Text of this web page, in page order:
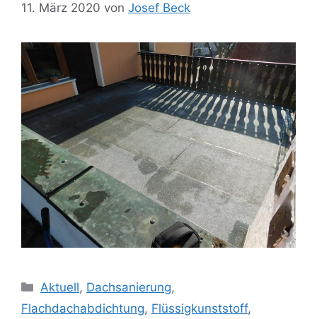
11. März 2020 von Josef Beck
Kategorien
Aktuell, Dachsanierung,
Flachdachabdichtung, Flüssigkunststoff,